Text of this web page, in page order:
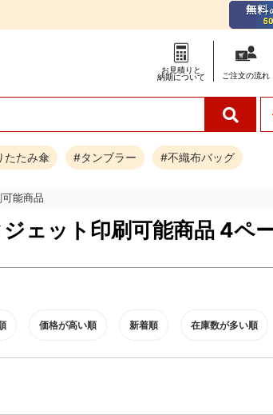
お見積りと
納期について
ご注文の流れ
たたみ傘 #タンブラー #不織布バッグ
能商品
ェット印刷可能商品 4ペ
価格が高い順 新着順 在庫数が多い順